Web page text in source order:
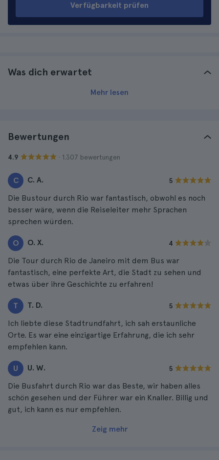
Verfügbarkeit prüfen
Was dich erwartet
Mehr lesen
Bewertungen
4.9 · 1.307 bewertungen
C C. A. 5
Die Bustour durch Rio war fantastisch, obwohl es noch
besser wäre, wenn die Reiseleiter mehr Sprachen
sprechen würden.
O O. X. 4
Die Tour durch Rio de Janeiro mit dem Bus war
fantastisch, eine perfekte Art, die Stadt zu sehen und
etwas über ihre Geschichte zu erfahren!
T T. D. 5
Ich liebte diese Stadtrundfahrt, ich sah erstaunliche
Orte. Es war eine einzigartige Erfahrung, die ich sehr
empfehlen kann.
U U. W. 5
Die Busfahrt durch Rio war das Beste, wir haben alles
schön gesehen und der Führer war ein Knaller. Billig und
gut, ich kann es nur empfehlen.
Zeig mehr